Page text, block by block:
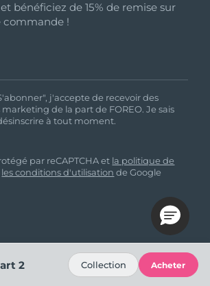
bénéficiez de 15% de remise sur
commande !
j'accepte de recevoir des
de la part de FOREO. Je sais
à tout moment.
par reCAPTCHA et la politique de
les conditions d'utilisation de Google
2 Collection Acheter